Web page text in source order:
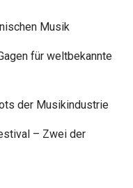
Musik
für weltbekannte
der Musikindustrie
– Zwei der